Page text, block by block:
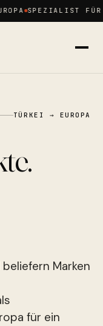
SPEZIALIST FÜR
TÜRKEI → EUROPA
Marken
für ein